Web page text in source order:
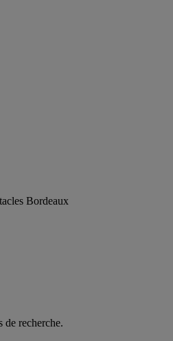
Bordeaux
de recherche.